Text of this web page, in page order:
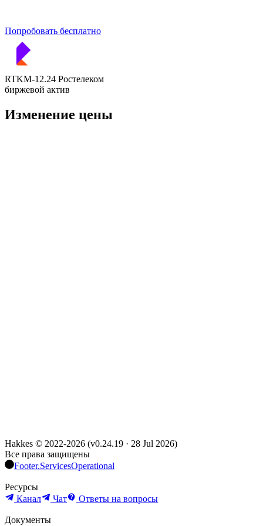
Попробовать бесплатно
RTKM-12.24 Ростелеком
биржевой актив
Изменение цены
Hakkes © 2022-2026 (v0.24.19 · 28 Jul 2026)
Все права защищены
Footer.ServicesOperational
Ресурсы
Канал
Чат Ответы на вопросы
Документы